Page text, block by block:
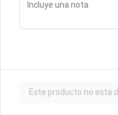
Este producto no esta